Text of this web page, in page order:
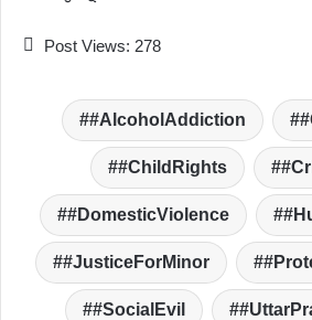
Post Views: 278
#AlcoholAddiction
#ChildRights
#DomesticViolence
#JusticeForMinor
#SocialEvil